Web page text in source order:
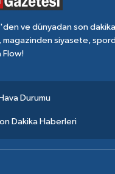
ve dünyadan son
magazinden siyasete,
Flow!
Hava Durumu
Dakika Haberleri